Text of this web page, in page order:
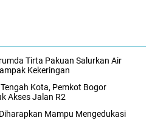
Tirta Pakuan Salurkan Air
Kekeringan
Kota, Pemkot Bogor
Akses Jalan R2
Mampu Mengedukasi